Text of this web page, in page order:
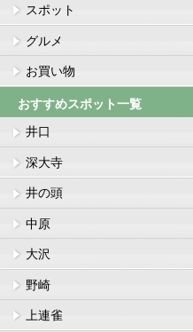
スポット
グルメ
お買い物
おすすめスポット一覧
井口
深大寺
井の頭
中原
大沢
野崎
上連雀